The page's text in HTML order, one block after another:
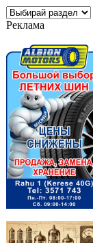
Реклама